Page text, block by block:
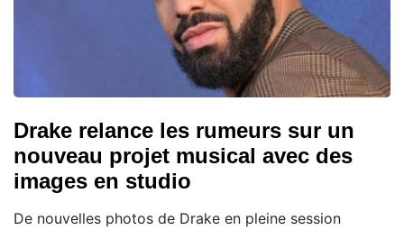
Drake relance les rumeurs sur un
nouveau projet musical avec des
images en studio
De nouvelles photos de Drake en pleine session